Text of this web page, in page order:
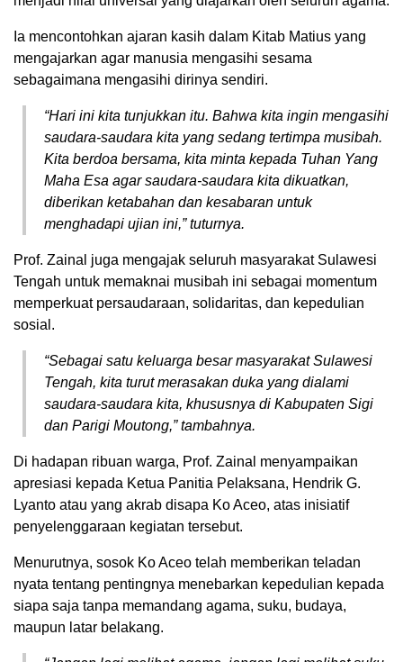
Ia mencontohkan ajaran kasih dalam Kitab Matius yang
mengajarkan agar manusia mengasihi sesama
sebagaimana mengasihi dirinya sendiri.
“Hari ini kita tunjukkan itu. Bahwa kita ingin mengasihi
saudara-saudara kita yang sedang tertimpa musibah.
Kita berdoa bersama, kita minta kepada Tuhan Yang
Maha Esa agar saudara-saudara kita dikuatkan,
diberikan ketabahan dan kesabaran untuk
menghadapi ujian ini,” tuturnya.
Prof. Zainal juga mengajak seluruh masyarakat Sulawesi
Tengah untuk memaknai musibah ini sebagai momentum
memperkuat persaudaraan, solidaritas, dan kepedulian
sosial.
“Sebagai satu keluarga besar masyarakat Sulawesi
Tengah, kita turut merasakan duka yang dialami
saudara-saudara kita, khususnya di Kabupaten Sigi
dan Parigi Moutong,” tambahnya.
Di hadapan ribuan warga, Prof. Zainal menyampaikan
apresiasi kepada Ketua Panitia Pelaksana, Hendrik G.
Lyanto atau yang akrab disapa Ko Aceo, atas inisiatif
penyelenggaraan kegiatan tersebut.
Menurutnya, sosok Ko Aceo telah memberikan teladan
nyata tentang pentingnya menebarkan kepedulian kepada
siapa saja tanpa memandang agama, suku, budaya,
maupun latar belakang.